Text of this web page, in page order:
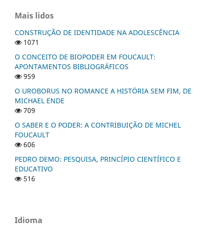
Mais lidos
CONSTRUÇÃO DE IDENTIDADE NA ADOLESCÊNCIA
1071
O CONCEITO DE BIOPODER EM FOUCAULT:
APONTAMENTOS BIBLIOGRÁFICOS
959
O UROBORUS NO ROMANCE A HISTÓRIA SEM FIM, DE
MICHAEL ENDE
709
O SABER E O PODER: A CONTRIBUIÇÃO DE MICHEL
FOUCAULT
606
PEDRO DEMO: PESQUISA, PRINCÍPIO CIENTÍFICO E
EDUCATIVO
516
Idioma